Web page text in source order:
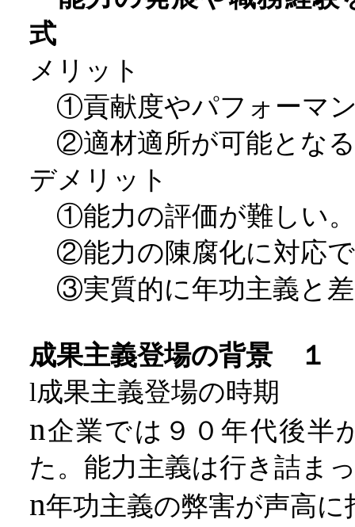
式
メリット
①貢献度やパフォーマ
②適材適所が可能とな
デメリット
①能力の評価が難しい。
②能力の陳腐化に対応
③実質的に年功主義と
成果主義登場の背景 １
l成果主義登場の時期
n企業では９０年代後半
た。能力主義は行き詰ま
n年功主義の弊害が声高に